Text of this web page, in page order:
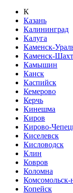
К
Казань
Калининград
Калуга
Каменск-
Каменск-
Камышин
Канск
Каспийск
Кемерово
Керчь
Кинешма
Киров
Кирово-
Киселевск
Кисловодск
Клин
Ковров
Коломна
Копейск